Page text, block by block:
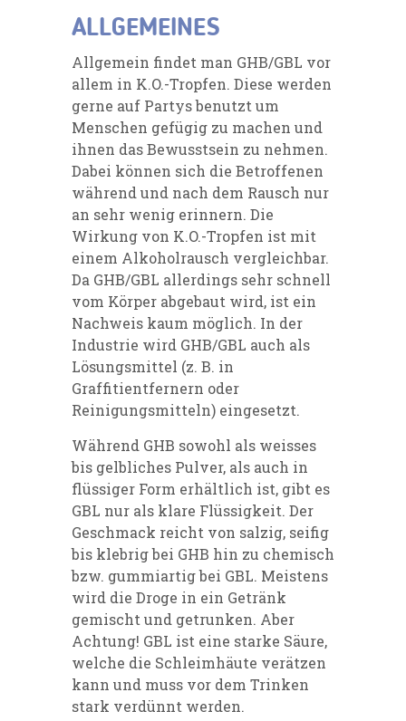
ALLGEMEINES
Allgemein findet man GHB/GBL vor
allem in K.O.-Tropfen. Diese werden
gerne auf Partys benutzt um
Menschen gefügig zu machen und
ihnen das Bewusstsein zu nehmen.
Dabei können sich die Betroffenen
während und nach dem Rausch nur
an sehr wenig erinnern. Die
Wirkung von K.O.-Tropfen ist mit
einem Alkoholrausch vergleichbar.
Da GHB/GBL allerdings sehr schnell
vom Körper abgebaut wird, ist ein
Nachweis kaum möglich. In der
Industrie wird GHB/GBL auch als
Lösungsmittel (z. B. in
Graffitientfernern oder
Reinigungsmitteln) eingesetzt.
Während GHB sowohl als weisses
bis gelbliches Pulver, als auch in
flüssiger Form erhältlich ist, gibt es
GBL nur als klare Flüssigkeit. Der
Geschmack reicht von salzig, seifig
bis klebrig bei GHB hin zu chemisch
bzw. gummiartig bei GBL. Meistens
wird die Droge in ein Getränk
gemischt und getrunken. Aber
Achtung! GBL ist eine starke Säure,
welche die Schleimhäute verätzen
kann und muss vor dem Trinken
stark verdünnt werden.